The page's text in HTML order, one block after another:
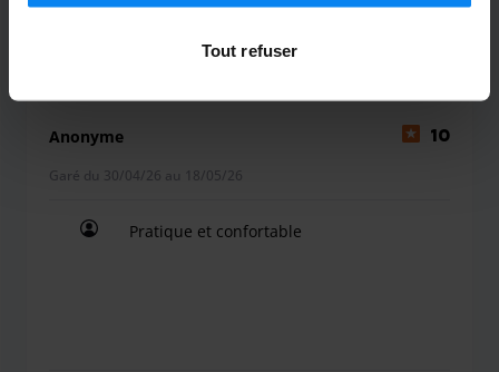
Tout refuser
Anonyme 10
Garé du 30/04/26 au 18/05/26
Pratique et confortable